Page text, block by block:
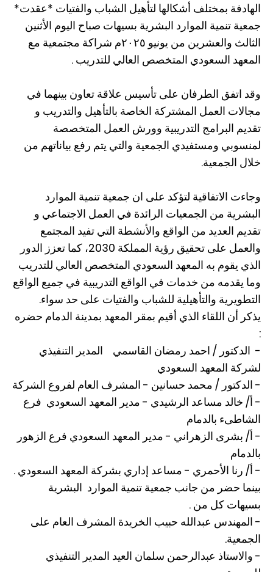
الهادفة بمختلف أشكالها لتأهيل الشباب والفتيات *عقدت*
جمعية تنمية الموارد البشرية بسيهات صباح اليوم الأثنين
الثالث والعشرين من يونيو ٢٠٢٥م شراكة مجتمعية مع
المعهد السعودي المتخصص العالي للتدريب .
وقد اتفق الطرفان على تأسيس علاقة تعاون بينهما في
مجالات العمل المشتركة الخاصة بالتأهيل والتدريب و
تقديم البرامج التدريبية وورش العمل المتخصصة
لمنسوبي ومستفيدي الجمعية والتي يتم رفع بياناتهم من
خلال الجمعية.
وجاءت الاتفاقية لتؤكد على ان جمعية تنمية الموارد
البشرية من الجمعيات الرائدة في العمل الاجتماعي و
تقديم العديد من الواقع والأنشطة التي تفيد المجتمع
والعمل على تحقيق رؤية المملكة 2030، كما تعزز الدور
الذي يقوم به المعهد السعودي المتخصص العالي للتدريب
وما يقدمه من خدمات في الواقع التدريبية في جميع الواقع
التطويرية والتأهيلية للشباب والفتيات على حد سواء.
يذكر أن اللقاء الذي أقيم بمقر المعهد بمدينة الدمام حضره
:
- الدكتور / احمد رمضان القاسمي المدير التنفيذي
لشركة المعهد السعودي
- الدكتور / محمد حسانين - المشرف العام لفروع الشركة
- أ/ خالد مساعد الرشيدي - مدير المعهد السعودي فرع
الشاطىء بالدمام
- أ/ بشرى الزهراني - مدير المعهد السعودي فرع الزهور
بالدمام
- أ/ رنا الأحمري - مساعد إداري بشركة المعهد السعودي .
بينما حضر من جانب جمعية تنمية الموارد البشرية
بسيهات كل من .
- المهندس عبدالله حبيب الخريدة المشرف العام على
الجمعية.
- والاستاذ عبدالرحمن سلمان العيد المدير التنفيذي